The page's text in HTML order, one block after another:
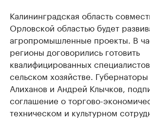
Калининградская область
Орловской областью будет
агропромышленные проекты. В
регионы договорились готовить
квалифицированных
сельском хозяйстве.
Алиханов и Андрей Клычков,
соглашение о торгово-
техническом и культурном